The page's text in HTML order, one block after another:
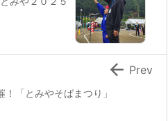
！「とみやそばまつり」
 Prev